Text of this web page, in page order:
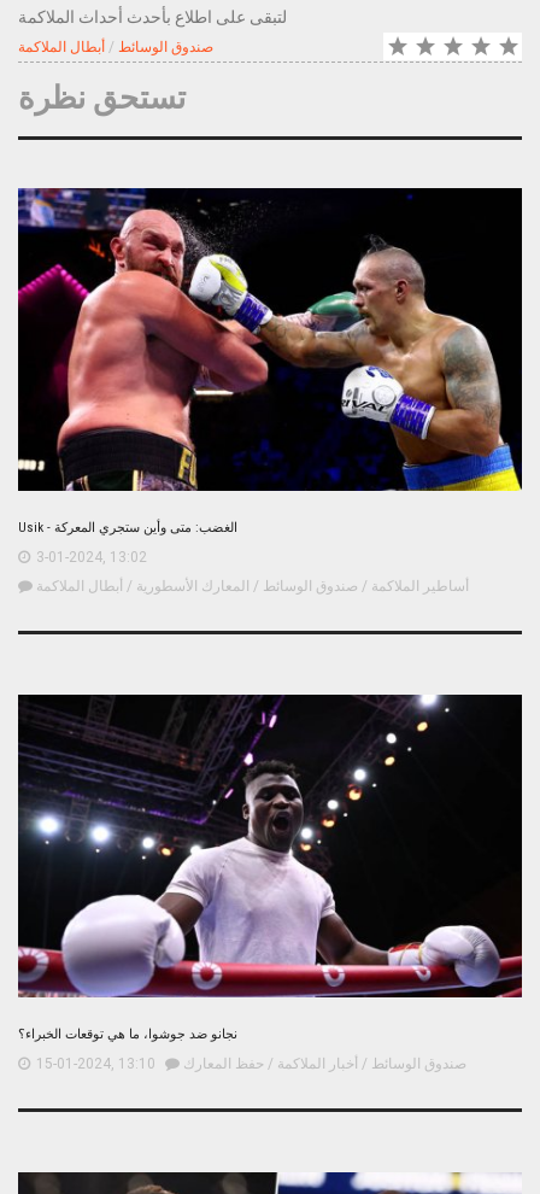
لتبقى على اطلاع بأحدث أحداث الملاكمة
صندوق الوسائط / أبطال الملاكمة
تستحق نظرة
Usik - الغضب: متى وأين ستجري المعركة
3-01-2024, 13:02
أساطير الملاكمة / صندوق الوسائط / المعارك الأسطورية / أبطال الملاكمة
نجانو ضد جوشوا، ما هي توقعات الخبراء؟
15-01-2024, 13:10 صندوق الوسائط / أخبار الملاكمة / حفظ المعارك